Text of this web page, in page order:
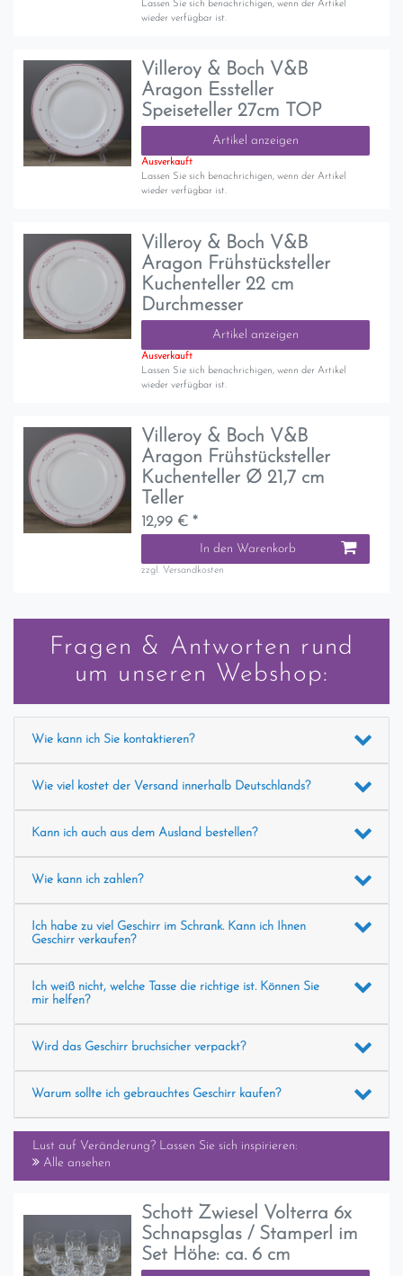
Lassen Sie sich benachrichigen, wenn der Artikel
wieder verfügbar ist.
Villeroy & Boch V&B
Aragon Essteller
Speiseteller 27cm TOP
Artikel anzeigen
Ausverkauft
Lassen Sie sich benachrichigen, wenn der Artikel
wieder verfügbar ist.
Villeroy & Boch V&B
Aragon Frühstücksteller
Kuchenteller 22 cm
Durchmesser
Artikel anzeigen
Ausverkauft
Lassen Sie sich benachrichigen, wenn der Artikel
wieder verfügbar ist.
Villeroy & Boch V&B
Aragon Frühstücksteller
Kuchenteller Ø 21,7 cm
Teller
12,99 € *
In den Warenkorb
zzgl. Versandkosten
Fragen & Antworten rund
um unseren Webshop:
Wie kann ich Sie kontaktieren?
Wie viel kostet der Versand innerhalb Deutschlands?
Kann ich auch aus dem Ausland bestellen?
Wie kann ich zahlen?
Ich habe zu viel Geschirr im Schrank. Kann ich Ihnen
Geschirr verkaufen?
Ich weiß nicht, welche Tasse die richtige ist. Können Sie
mir helfen?
Wird das Geschirr bruchsicher verpackt?
Warum sollte ich gebrauchtes Geschirr kaufen?
Lust auf Veränderung? Lassen Sie sich inspirieren:
Alle ansehen
Schott Zwiesel Volterra 6x
Schnapsglas / Stamperl im
Set Höhe: ca. 6 cm